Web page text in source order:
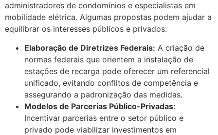
administradores de condomínios e especialistas em
mobilidade elétrica. Algumas propostas podem ajudar a
equilibrar os interesses públicos e privados:
Elaboração de Diretrizes Federais: A criação de
normas federais que orientem a instalação de
estações de recarga pode oferecer um referencial
unificado, evitando conflitos de competência e
assegurando a padronização das medidas.
Modelos de Parcerias Público-Privadas:
Incentivar parcerias entre o setor público e
privado pode viabilizar investimentos em